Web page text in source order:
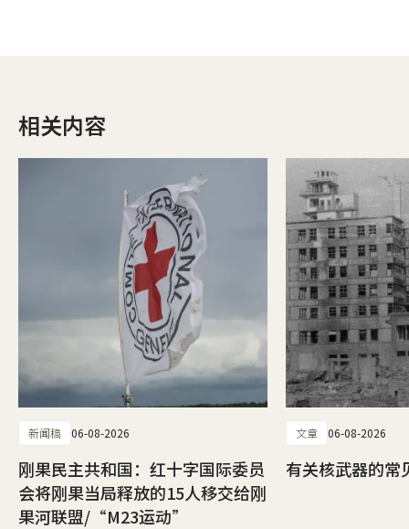
相关内容
新闻稿 06-08-2026
刚果民主共和国：红十字国际委员
会将刚果当局释放的15人移交给刚
果河联盟/“M23运动”
文章 06-08-2026
有关核武器的常